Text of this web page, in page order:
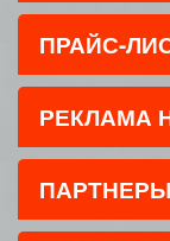
ПРАЙС-
РЕКЛАМА